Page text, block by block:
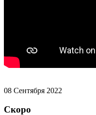
08 Сентября 2022
Скоро